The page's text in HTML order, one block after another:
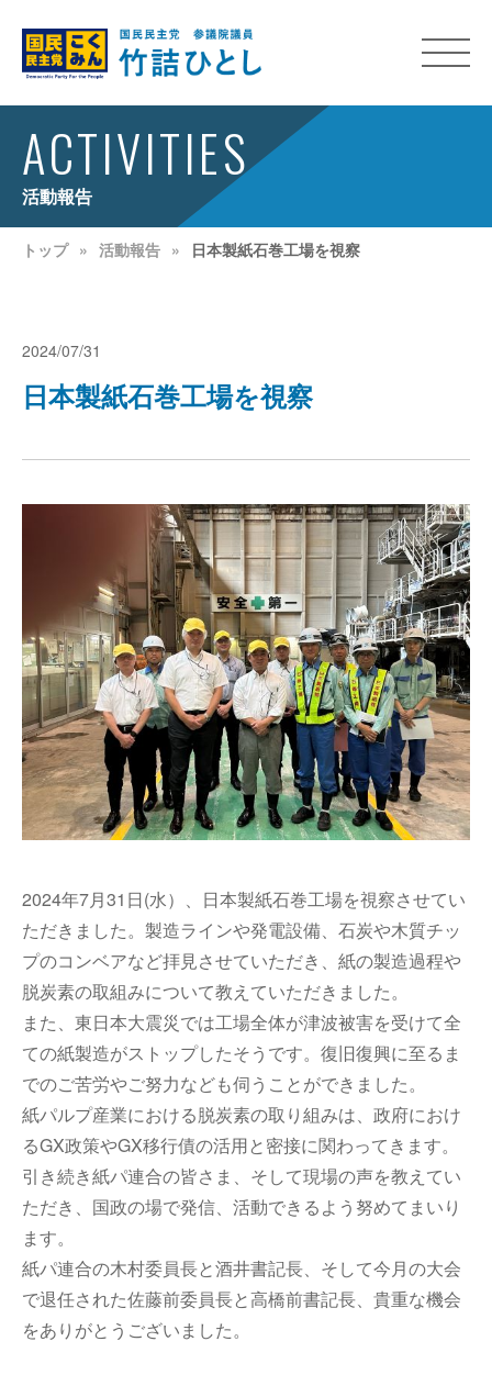
ACTIVITIES
活動報告
トップ 活動報告 日本製紙石巻工場を視察
2024/07/31
日本製紙石巻工場を視察
2024年7月31日(水）、日本製紙石巻工場を視察させてい
ただきました。製造ラインや発電設備、石炭や木質チッ
プのコンベアなど拝見させていただき、紙の製造過程や
脱炭素の取組みについて教えていただきました。
また、東日本大震災では工場全体が津波被害を受けて全
ての紙製造がストップしたそうです。復旧復興に至るま
でのご苦労やご努力なども伺うことができました。
紙パルプ産業における脱炭素の取り組みは、政府におけ
るGX政策やGX移行債の活用と密接に関わってきます。
引き続き紙パ連合の皆さま、そして現場の声を教えてい
ただき、国政の場で発信、活動できるよう努めてまいり
ます。
紙パ連合の木村委員長と酒井書記長、そして今月の大会
で退任された佐藤前委員長と高橋前書記長、貴重な機会
をありがとうございました。